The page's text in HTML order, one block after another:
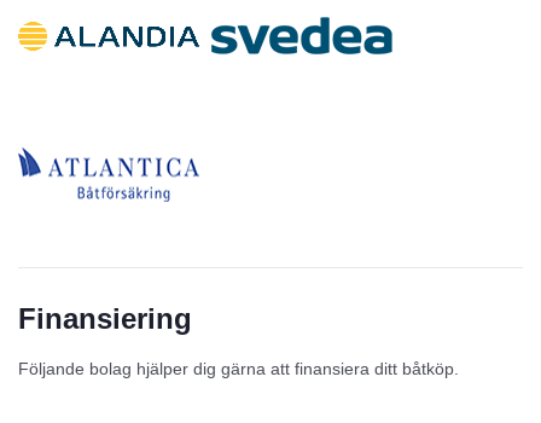
Finansiering
Följande bolag hjälper dig gärna att finansiera ditt båtköp.